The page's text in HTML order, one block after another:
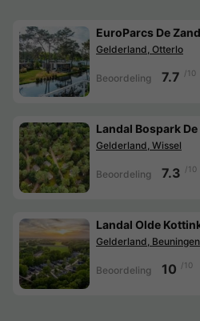
EuroParcs De
Gelderland, Otterlo
Beoordeling 7.7 /10
Landal Bospark
Gelderland, Wissel
Beoordeling 7.3 /10
Landal Olde
Gelderland, Beuningen
Beoordeling 10 /10